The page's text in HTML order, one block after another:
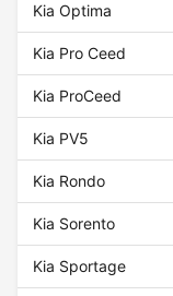
Kia Optima
Kia Pro Ceed
Kia ProCeed
Kia PV5
Kia Rondo
Kia Sorento
Kia Sportage